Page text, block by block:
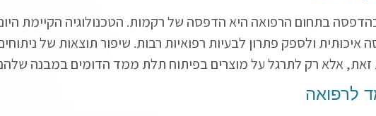
בתחום הרפואה היא הדפסה של רקמות. הטכנולוגיה הקיימת
איכותית ולספק פתרון לבעיות רפואיות רבות. שיפור תוצאות של
זאת, אלא רק לתרגל על מוצרים בפיתוח תלת ממד הדומים במבנה
לרפואה